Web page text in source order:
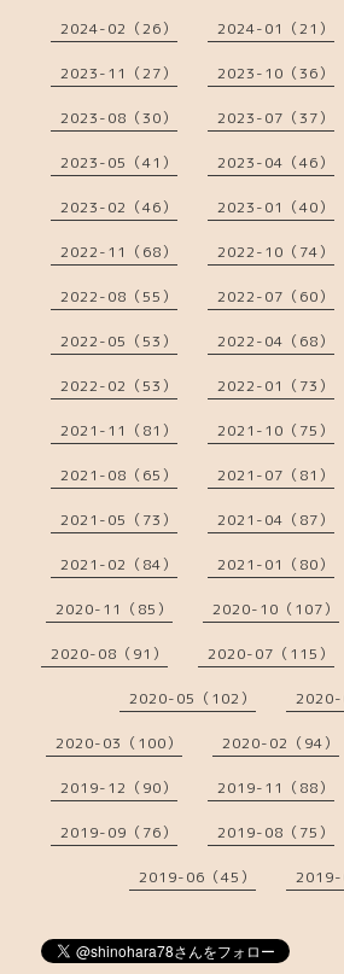
2024-02（26） 2024-01（21）
2023-11（27） 2023-10（36）
2023-08（30） 2023-07（37）
2023-05（41） 2023-04（46）
2023-02（46） 2023-01（40）
2022-11（68） 2022-10（74）
2022-08（55） 2022-07（60）
2022-05（53） 2022-04（68）
2022-02（53） 2022-01（73）
2021-11（81） 2021-10（75）
2021-08（65） 2021-07（81）
2021-05（73） 2021-04（87）
2021-02（84） 2021-01（80）
2020-11（85） 2020-10（107）
2020-08（91） 2020-07（115）
2020-05（102） 2020-
2020-03（100） 2020-02（94）
2019-12（90） 2019-11（88）
2019-09（76） 2019-08（75）
2019-06（45） 2019-